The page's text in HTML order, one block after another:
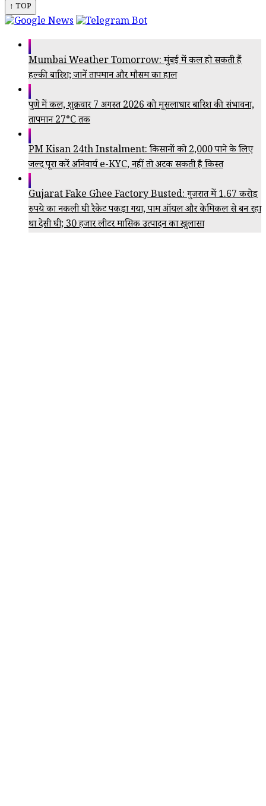
↑ TOP
Mumbai Weather Tomorrow: मुंबई में कल हो सकती हैं
हल्की बारिश; जानें तापमान और मौसम का हाल
पुणे में कल, शुक्रवार 7 अगस्त 2026 को मूसलाधार बारिश की संभावना,
तापमान 27°C तक
PM Kisan 24th Instalment: किसानों को ₹2,000 पाने के लिए
जल्द पूरा करें अनिवार्य e-KYC, नहीं तो अटक सकती है किस्त
Gujarat Fake Ghee Factory Busted: गुजरात में 1.67 करोड़
रुपये का नकली घी रैकेट पकड़ा गया, पाम ऑयल और केमिकल से बन रहा
था देसी घी; 30 हजार लीटर मासिक उत्पादन का खुलासा